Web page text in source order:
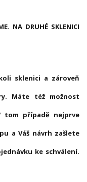
NA DRUHÉ SKLENICI
sklenici a zároveň
Máte též možnost
tom případě nejprve
a Váš návrh zašlete
ke schválení.